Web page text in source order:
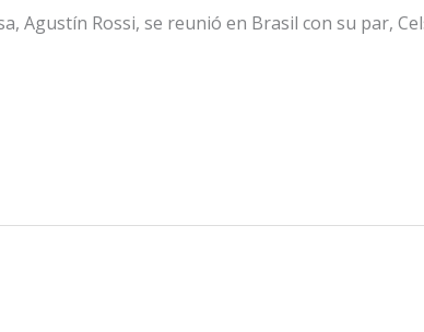
Agustín Rossi, se reunió en Brasil con su par,